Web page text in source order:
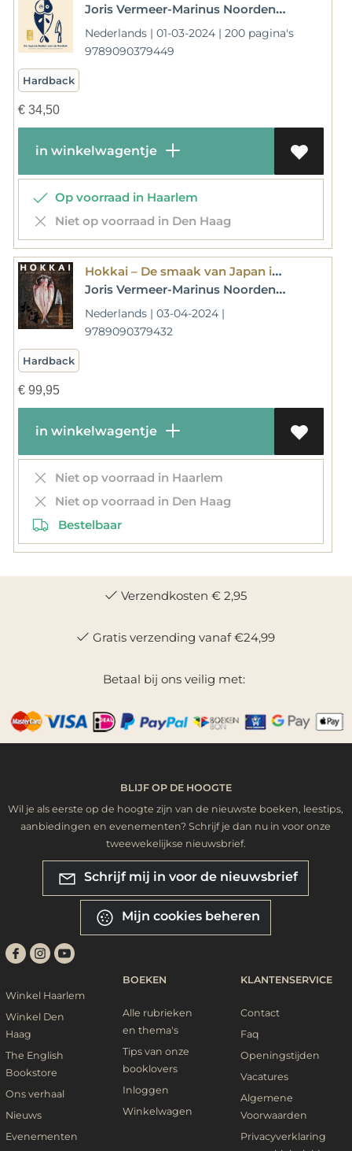
Joris Vermeer-Marinus Noordenbos-Kuniyoshi Ohtawara
Nederlands | 01-03-2024 | 200 pagina's
9789090379449
Hardback
€34,50
in winkelwagentje
Op voorraad in Haarlem
Niet op voorraad in Den Haag
Hokkai – De smaak van Japan in IJmuiden
Joris Vermeer-Marinus Noordenbos-Kuniyoshi Ohtawara
Nederlands | 03-04-2024 |
9789090379432
Hardback
€99,95
in winkelwagentje
Niet op voorraad in Haarlem
Niet op voorraad in Den Haag
Bestelbaar
Verzendkosten € 2,95
Gratis verzending vanaf €24,99
Betaal bij ons veilig met:
BLIJF OP DE HOOGTE
Wil je als eerste op de hoogte zijn van de nieuwste boeken, leestips,
aanbiedingen en evenementen? Schrijf je dan nu in voor onze
tweewekelijkse nieuwsbrief.
Schrijf mij in voor de nieuwsbrief
Mijn cookies beheren
Winkel Haarlem
Winkel Den
Haag
The English
Bookstore
Ons verhaal
Nieuws
Evenementen
BOEKEN
Alle rubrieken
en thema's
Tips van onze
booklovers
Inloggen
Winkelwagen
KLANTENSERVICE
Contact
Faq
Openingstijden
Vacatures
Algemene
Voorwaarden
Privacyverklaring